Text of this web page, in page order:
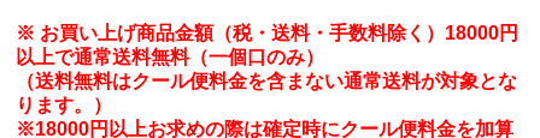
※ お買い上げ商品金額（税・送料・手数料除く）18000円
以上で通常送料無料（一個口のみ）
（送料無料はクール便料金を含まない通常送料が対象とな
ります。）
※18000円以上お求めの際は確定時にクール便料金を加算